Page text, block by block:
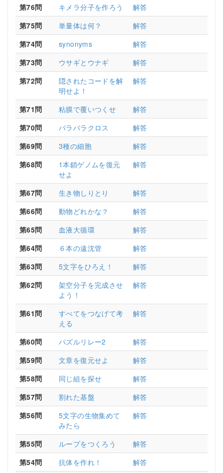
第76問 キメラ分子を作ろう
解答
第75問
単量体は何？
解答
第74問
synonyms
解答
第73問
ウサギとウナギ
解答
第72問
隠されたコードを解
明せよ！
解答
第71問 粘膜で覆いつくせ
解答
第70問
バラバラクロス
解答
第69問
3種の細胞
解答
第68問
1本鎖ゲノムを復元
せよ
解答
第67問 生き物しりとり
解答
第66問
動物どれかな？
解答
第65問
血液大循環
解答
第64問
６本の遠沈管
解答
第63問
5文字をひろえ！
解答
第62問
架空分子を完成させ
よう！
解答
第61問
すべてをつなげて考
える
解答
第60問 パズルリレー2
解答
第59問
文章を復元せよ
解答
第58問
同じ組を探せ
解答
第57問
割れた基盤
解答
第56問
5文字の生物集めて
みたら
解答
第55問 ループをつくろう
解答
第54問
抗体を作れ！
解答